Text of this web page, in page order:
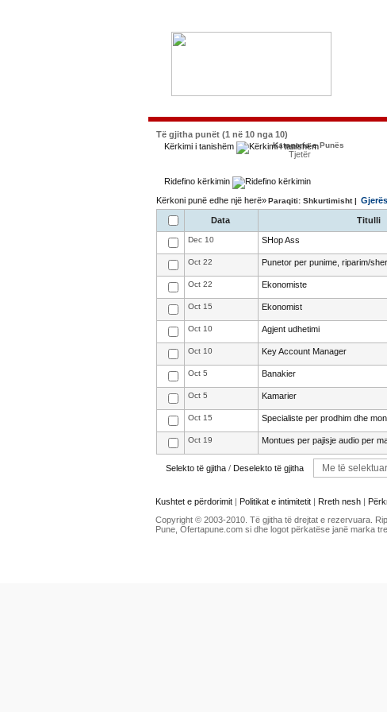
Të gjitha punët (1 në 10 nga 10)
Kërkimi i tanishëm
Kategoria e Punës
Tjetër
Ridefino kërkimin
Kërkoni punë edhe një herë»Paraqiti: Shkurtimisht |
Data Titulli
Dec 10 SHop Ass
Oct 22 Punetor per punime, riparim/
Oct 22 Ekonomiste
Oct 15 Ekonomist
Oct 10 Agjent udhetimi
Oct 10 Key Account Manager
Oct 5 Banakier
Oct 5 Kamarier
Oct 15 Specialiste per prodhim dhe
Oct 19 Montues per pajisje audio per
Selekto të gjitha / Deselekto të gjitha
Kushtet e përdorimit | Politikat e intimitetit | Rreth nesh |
Copyright © 2003-2010. Të gjitha të drejtat e rezervuara.
Pune, Ofertapune.com si dhe logot përkatëse janë marka